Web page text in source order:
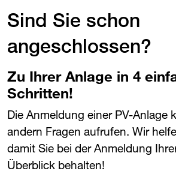
Sind Sie schon
angeschlossen?
Zu Ihrer Anlage in 4
Schritten!
Die Anmeldung einer PV-Anlage
andern Fragen aufrufen. Wir
damit Sie bei der Anmeldung
Überblick behalten!